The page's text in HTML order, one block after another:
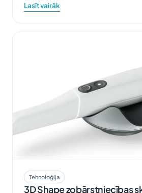
Lasīt vairāk
Tehnoloģija
3D Shape zobārstniecības